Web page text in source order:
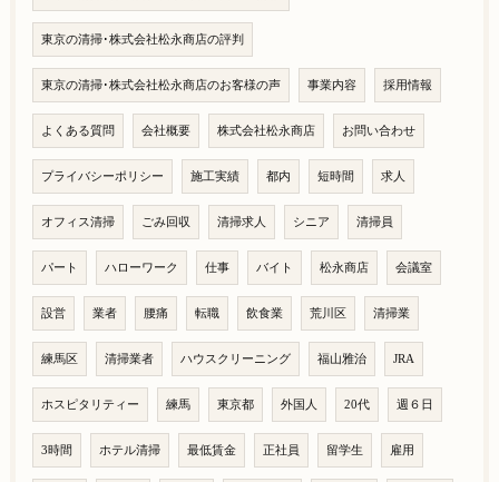
東京の清掃･株式会社松永商店の評判
東京の清掃･株式会社松永商店のお客様の声 事業内容 採用情報
よくある質問 会社概要 株式会社松永商店 お問い合わせ
プライバシーポリシー 施工実績 都内 短時間 求人
オフィス清掃 ごみ回収 清掃求人 シニア 清掃員
パート ハローワーク 仕事 バイト 松永商店 会議室
設営 業者 腰痛 転職 飲食業 荒川区 清掃業
練馬区 清掃業者 ハウスクリーニング 福山雅治 JRA
ホスピタリティー 練馬 東京都 外国人 20代 週６日
3時間 ホテル清掃 最低賃金 正社員 留学生 雇用